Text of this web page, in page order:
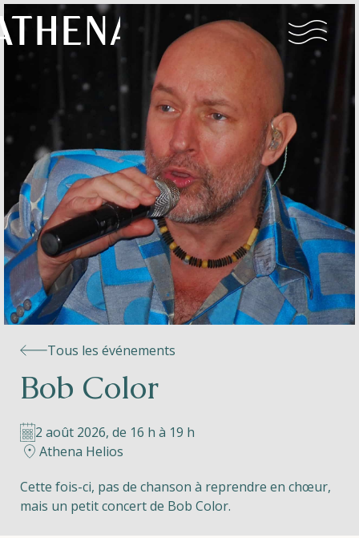
Naturisme
Communauté
Calendrier
Parcs
Le Perron
Contact
Tous les événements
Bob Color
2 août 2026, de 16 h à 19 h
Athena Helios
Cette fois-ci, pas de chanson à reprendre en chœur,
mais un petit concert de Bob Color.